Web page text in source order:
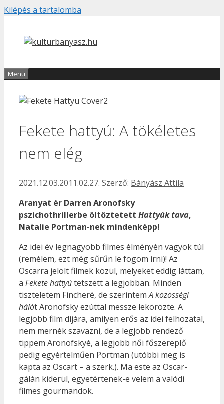
Kilépés a tartalomba
Menü
Fekete hattyú: A tökéletes
nem elég
2021.12.03.2011.02.27. Szerző: Bányász Attila
Aranyat ér Darren Aronofsky
pszichothrillerbe öltöztetett Hattyúk tava,
Natalie Portman-nek mindenképp!
Az idei év legnagyobb filmes élményén vagyok túl
(remélem, ezt még sűrűn le fogom írni)! Az
Oscarra jelölt filmek közül, melyeket eddig láttam,
a Fekete hattyútetszett a legjobban. Minden
tiszteletem Fincheré, de szerintemA közösségi
hálót Aronofsky ezúttal messze lekörözte. A
legjobb film díjára, amilyen erős az idei felhozatal,
nem mernék szavazni, de a legjobb rendező
tippem Aronofskyé, a legjobb női főszereplő
pedig egyértelműen Portman (utóbbi meg is
kapta az Oscart – a szerk.). Ma este az Oscar-
gálán kiderül, egyetértenek-e velem a valódi
filmes gourmandok.